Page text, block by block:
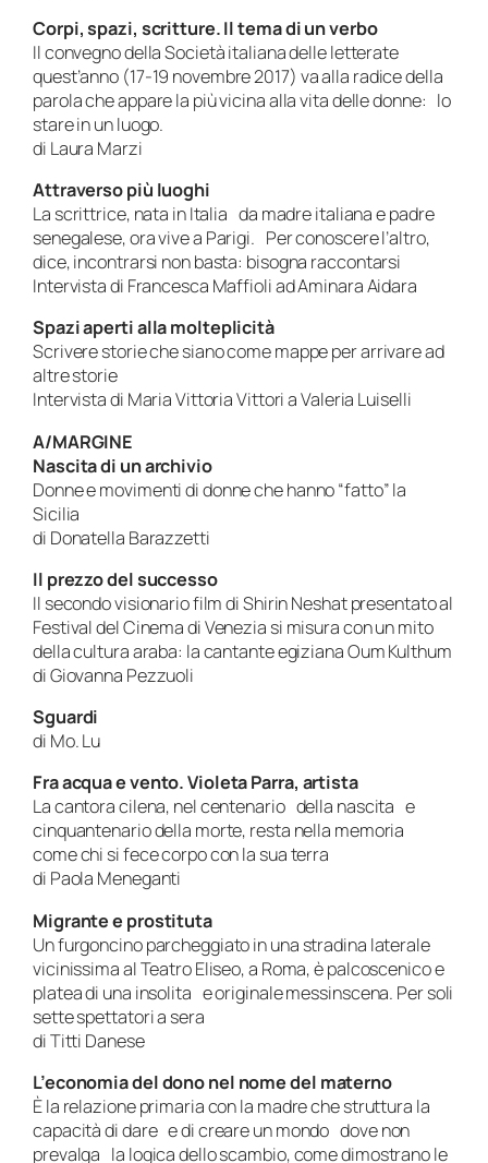
Corpi, spazi, scritture. Il tema di un verbo
Il convegno della Società italiana delle letterate
quest’anno (17-19 novembre 2017) va alla radice della
parola che appare la più vicina alla vita delle donne: lo
stare in un luogo.
di Laura Marzi
Attraverso più luoghi
La scrittrice, nata in Italia da madre italiana e padre
senegalese, ora vive a Parigi. Per conoscere l’altro,
dice, incontrarsi non basta: bisogna raccontarsi
Intervista di Francesca Maffioli ad Aminara Aidara
Spazi aperti alla molteplicità
Scrivere storie che siano come mappe per arrivare ad
altre storie
Intervista di Maria Vittoria Vittori a Valeria Luiselli
A/MARGINE
Nascita di un archivio
Donne e movimenti di donne che hanno “fatto” la
Sicilia
di Donatella Barazzetti
Il prezzo del successo
Il secondo visionario film di Shirin Neshat presentato al
Festival del Cinema di Venezia si misura con un mito
della cultura araba: la cantante egiziana Oum Kulthum
di Giovanna Pezzuoli
Sguardi
di Mo. Lu
Fra acqua e vento. Violeta Parra, artista
La cantora cilena, nel centenario della nascita e
cinquantenario della morte, resta nella memoria
come chi si fece corpo con la sua terra
di Paola Meneganti
Migrante e prostituta
Un furgoncino parcheggiato in una stradina laterale
vicinissima al Teatro Eliseo, a Roma, è palcoscenico e
platea di una insolita e originale messinscena. Per soli
sette spettatori a sera
di Titti Danese
L’economia del dono nel nome del materno
È la relazione primaria con la madre che struttura la
capacità di dare e di creare un mondo dove non
prevalga la logica dello scambio, come dimostrano le